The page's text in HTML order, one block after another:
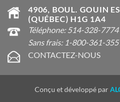
4906, BOUL. GOUIN
(QUÉBEC) H1G 1A4
Téléphone: 514-328-7774
Sans frais: 1-800-361-
CONTACTEZ-NOUS
Conçu et développé par